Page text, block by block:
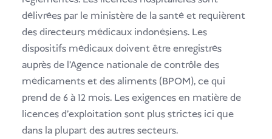
délivrées par le ministère de la santé et requièrent
des directeurs médicaux indonésiens. Les
dispositifs médicaux doivent être enregistrés
auprès de l'Agence nationale de contrôle des
médicaments et des aliments (BPOM), ce qui
prend de 6 à 12 mois. Les exigences en matière de
licences d'exploitation sont plus strictes ici que
dans la plupart des autres secteurs.